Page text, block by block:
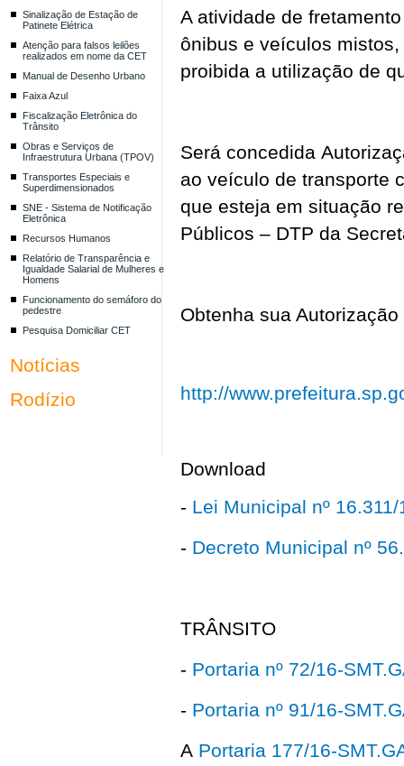
Sinalização de Estação de
Patinete Elétrica
Atenção para falsos leilões
realizados em nome da CET
Manual de Desenho Urbano
Faixa Azul
Fiscalização Eletrônica do
Trânsito
Obras e Serviços de
Infraestrutura Urbana (TPOV)
Transportes Especiais e
Superdimensionados
SNE - Sistema de Notificação
Eletrônica
Recursos Humanos
Relatório de Transparência e
Igualdade Salarial de Mulheres e
Homens
Funcionamento do semáforo do
pedestre
Pesquisa Domiciliar CET
Notícias
Rodízio
A atividade de
ônibus e veículos
proibida a utilização de
Será concedida
ao veículo de transporte
que esteja em situação
Públicos – DTP da
Obtenha sua
http://
Download
- Lei Municipal nº
- Decreto Municipal nº
TRÂNSITO
- Portaria nº 72/16-
- Portaria nº 91/16-
A Portaria 177/16-